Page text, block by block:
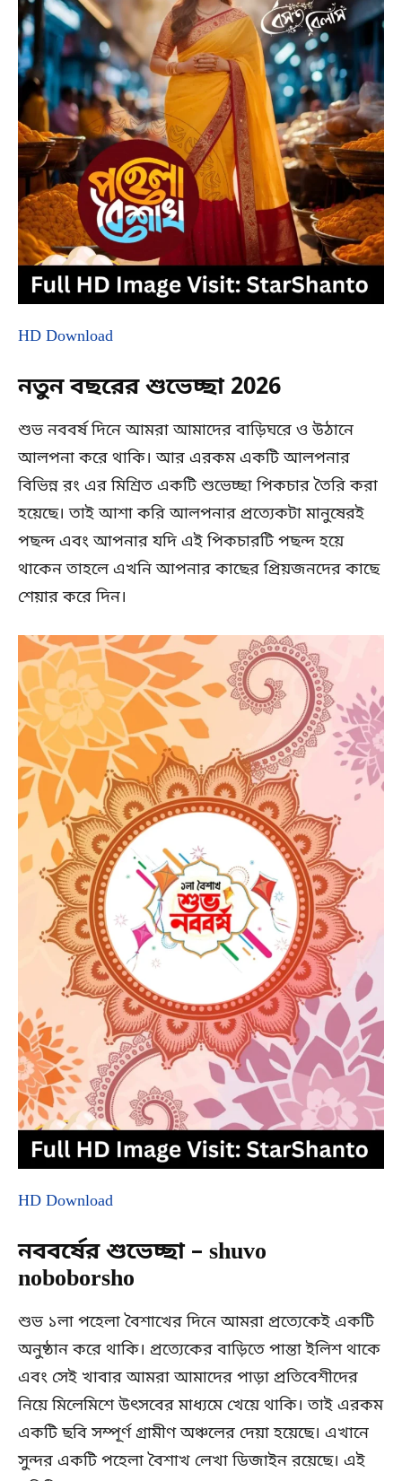
HD Download
নতুন বছরের শুভেচ্ছা 2026
শুভ নববর্ষ দিনে আমরা আমাদের বাড়িঘরে ও উঠানে
আলপনা করে থাকি। আর এরকম একটি আলপনার
বিভিন্ন রং এর মিশ্রিত একটি শুভেচ্ছা পিকচার তৈরি করা
হয়েছে। তাই আশা করি আলপনার প্রত্যেকটা মানুষেরই
পছন্দ এবং আপনার যদি এই পিকচারটি পছন্দ হয়ে
থাকেন তাহলে এখনি আপনার কাছের প্রিয়জনদের কাছে
শেয়ার করে দিন।
HD Download
নববর্ষের শুভেচ্ছা – shuvo
noboborsho
শুভ ১লা পহেলা বৈশাখের দিনে আমরা প্রত্যেকেই একটি
অনুষ্ঠান করে থাকি। প্রত্যেকের বাড়িতে পান্তা ইলিশ থাকে
এবং সেই খাবার আমরা আমাদের পাড়া প্রতিবেশীদের
নিয়ে মিলেমিশে উৎসবের মাধ্যমে খেয়ে থাকি। তাই এরকম
একটি ছবি সম্পূর্ণ গ্রামীণ অঞ্চলের দেয়া হয়েছে। এখানে
সুন্দর একটি পহেলা বৈশাখ লেখা ডিজাইন রয়েছে। এই